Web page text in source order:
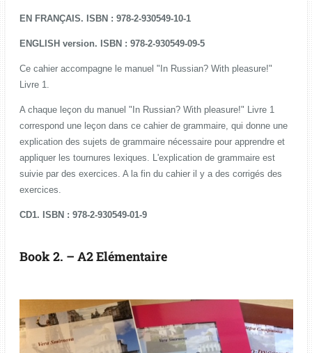
EN FRANÇAIS. ISBN : 978-2-930549-10-1
ENGLISH version. ISBN : 978-2-930549-09-5
Ce cahier accompagne le manuel "In Russian? With pleasure!"
Livre 1.
A chaque leçon du manuel "In Russian? With pleasure!" Livre 1
correspond une leçon dans ce cahier de grammaire, qui donne une
explication des sujets de grammaire nécessaire pour apprendre et
appliquer les tournures lexiques. L'explication de grammaire est
suivie par des exercices. A la fin du cahier il y a des corrigés des
exercices.
CD1. ISBN : 978-2-930549-01-9
Book 2. – A2 Elémentaire